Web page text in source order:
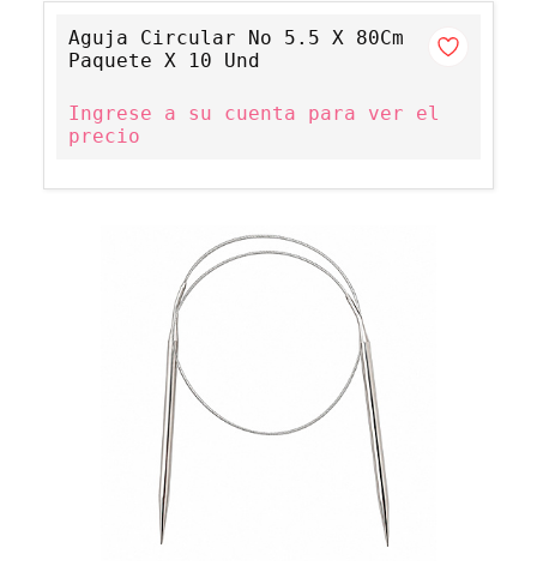
Aguja Circular No 5.5 X 80Cm
Paquete X 10 Und
Ingrese a su cuenta para ver el
precio